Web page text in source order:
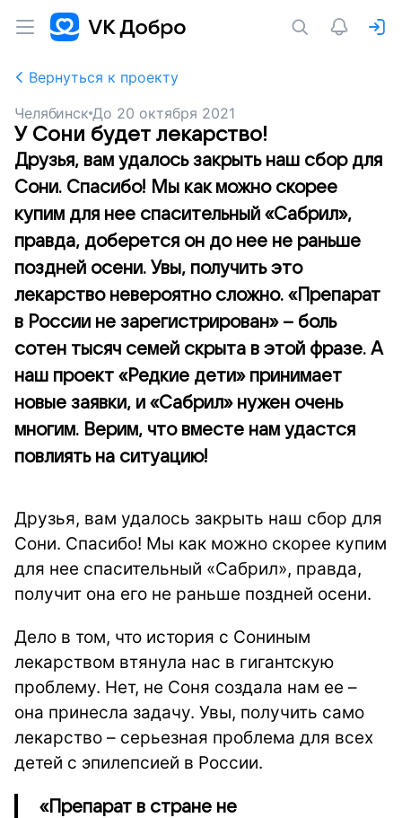
Вернуться к проекту
Челябинск До 20 октября 2021
У Сони будет лекарство!
Друзья, вам удалось закрыть наш сбор для
Сони. Спасибо! Мы как можно скорее
купим для нее спасительный «Сабрил»,
правда, доберется он до нее не раньше
поздней осени. Увы, получить это
лекарство невероятно сложно. «Препарат
в России не зарегистрирован» – боль
сотен тысяч семей скрыта в этой фразе. А
наш проект «Редкие дети» принимает
новые заявки, и «Сабрил» нужен очень
многим. Верим, что вместе нам удастся
повлиять на ситуацию!
Друзья, вам удалось закрыть наш сбор для
Сони. Спасибо! Мы как можно скорее купим
для нее спасительный «Сабрил», правда,
получит она его не раньше поздней осени.
Дело в том, что история с Сониным
лекарством втянула нас в гигантскую
проблему. Нет, не Соня создала нам ее –
она принесла задачу. Увы, получить само
лекарство – серьезная проблема для всех
детей с эпилепсией в России.
«Препарат в стране не